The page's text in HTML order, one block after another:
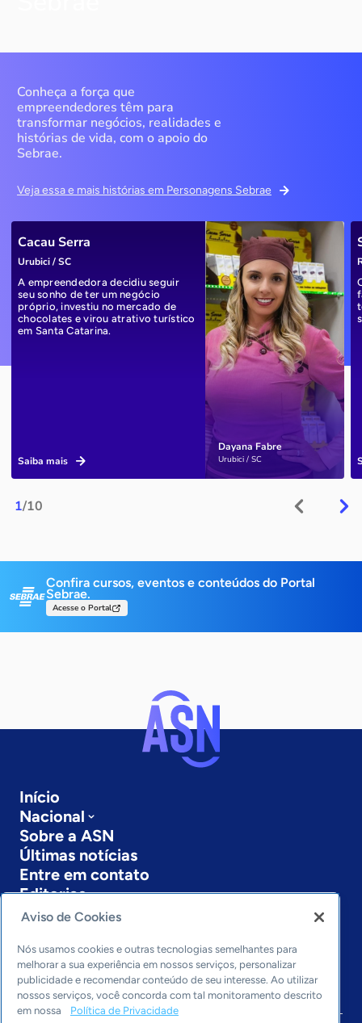
Conheça a força que
empreendedores têm para
transformar negócios, realidades e
histórias de vida, com o apoio do
Sebrae.
Veja essa e mais histórias em Personagens Sebrae
1/10
Dayana Fabre
Urubici / SC
Cacau Serra
Urubici / SC
A empreendedora decidiu seguir
seu sonho de ter um negócio
próprio, investiu no mercado de
chocolates e virou atrativo turístico
em Santa Catarina.
Saiba mais
Confira cursos, eventos e conteúdos do Portal
Sebrae.
Acesse o Portal
Início
Nacional
Sobre a ASN
Últimas notícias
Entre em contato
Editorias
Economia & Política
Inovação & Tecnologia
Cultura empreendedora
Dados
Arquivo
Aviso de Cookies
Nós usamos cookies e outras tecnologias semelhantes para
melhorar a sua experiência em nossos serviços, personalizar
publicidade e recomendar conteúdo de seu interesse. Ao utilizar
nossos serviços, você concorda com tal monitoramento descrito
em nossa
Política de Privacidade